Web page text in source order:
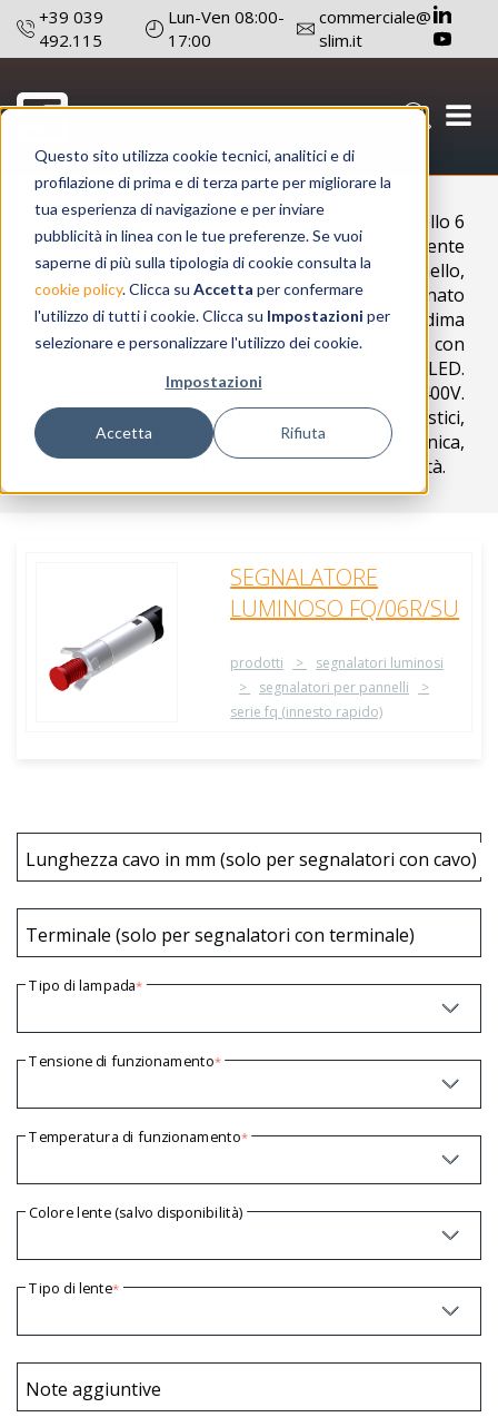
Questo sito utilizza cookie tecnici, analitici e di
profilazione di prima e di terza parte per migliorare la
tua esperienza di navigazione e per inviare
pubblicità in linea con le tue preferenze. Se vuoi
saperne di più sulla tipologia di cookie consulta la
cookie policy. Clicca su Accetta per confermare
l'utilizzo di tutti i cookie. Clicca su Impostazioni per
selezionare e personalizzare l'utilizzo dei cookie.
Impostazioni
Accetta Rifiuta
+39 039
492.115
Lun-Ven 08:00-
17:00
commerciale@
slim.it
Configura prodotto
Segnalatore luminoso per diametro foro pannello 6
mm con dispositivo a innesto rapido. La lente
autobloccante, inserita da fronte pannello,
s'incastra con il corpo del segnalatore posizionato
sul retro del pannello, in corrispondenza della dima
di foratura (3 punti di appoggio). Disponibile con
lampada incandescenza, NEON/FLUO o LED.
Disponibile nel range di voltaggio 2V-400V.
Adattabile a diverse applicazioni: elettrodomestici,
strumentazione HoReCa, HVAC-R, illuminotecnica,
automazione industriale, quadri elettrici, mobilità.
SEGNALATORE
LUMINOSO FQ/06R/SU
prodotti
segnalatori luminosi
segnalatori per pannelli
serie fq (innesto rapido)
Lunghezza cavo in mm (solo per segnalatori con cavo)
Terminale (solo per segnalatori con terminale)
Tipo di lampada*
Tensione di funzionamento*
Temperatura di funzionamento*
Colore lente (salvo disponibilità)
Tipo di lente*
Note aggiuntive